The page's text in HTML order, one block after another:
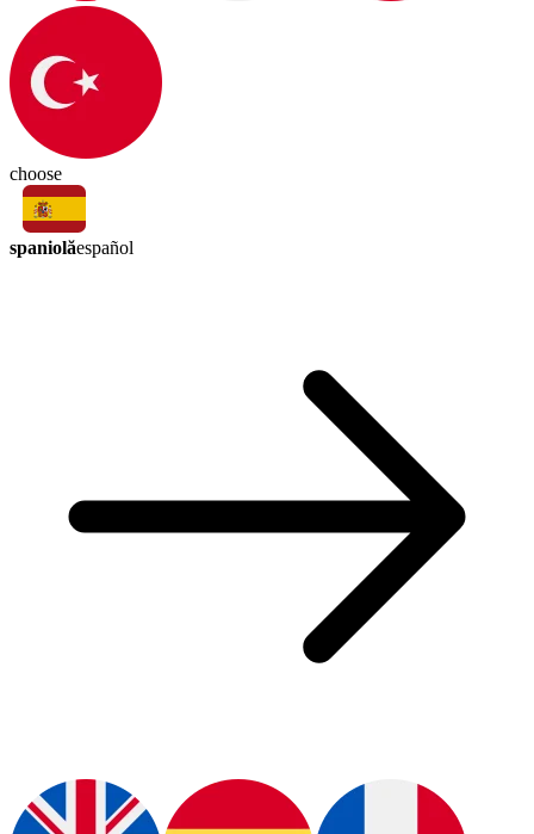
choose
spaniolăespañol